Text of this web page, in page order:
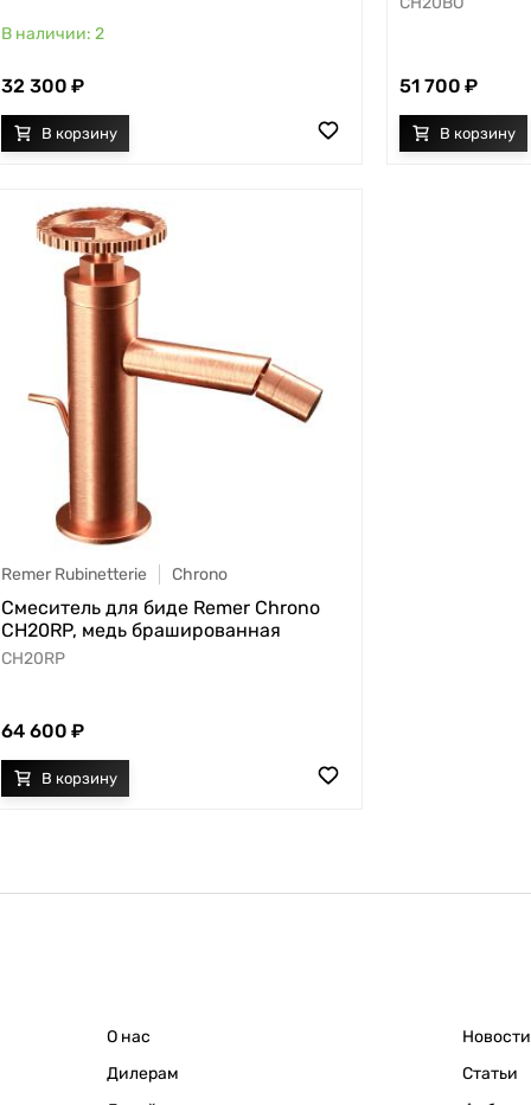
2
32 300 51 700
Remer Rubinetterie Chrono
Смеситель для биде Remer Chrono
CH20RP, медь брашированная
CH20RP
64 600
О нас
Дилерам
Новости
Статьи